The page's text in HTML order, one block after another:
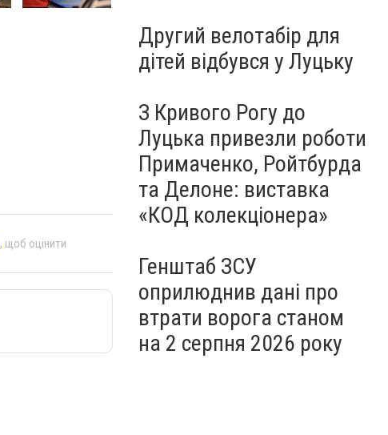
, щоб оцінити
Другий велотабір для
дітей відбувся у Луцьку
З Кривого Рогу до
Луцька привезли роботи
Примаченко, Ройтбурда
та Делоне: виставка
«КОД колекціонера»
Генштаб ЗСУ
оприлюднив дані про
втрати ворога станом
на 2 серпня 2026 року